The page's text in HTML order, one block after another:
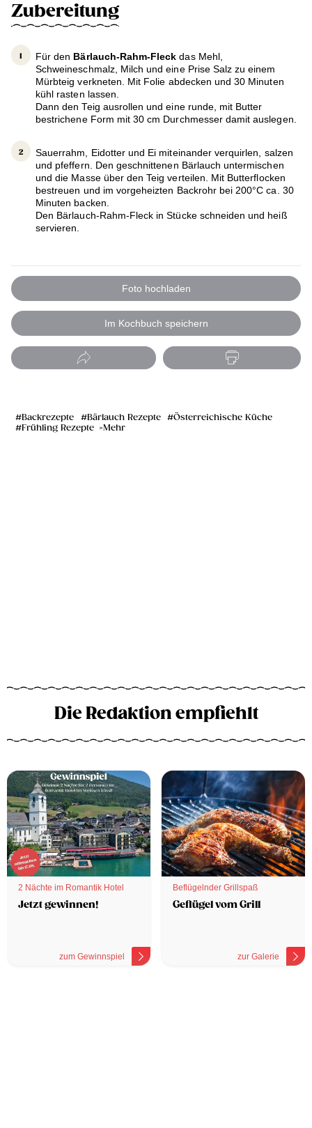
Zubereitung
Für den Bärlauch-Rahm-Fleck das Mehl,
Schweineschmalz, Milch und eine Prise Salz zu einem
Mürbteig verkneten. Mit Folie abdecken und 30 Minuten
kühl rasten lassen.
Dann den Teig ausrollen und eine runde, mit Butter
bestrichene Form mit 30 cm Durchmesser damit auslegen.
Sauerrahm, Eidotter und Ei miteinander verquirlen, salzen
und pfeffern. Den geschnittenen Bärlauch untermischen
und die Masse über den Teig verteilen. Mit Butterflocken
bestreuen und im vorgeheizten Backrohr bei 200°C ca. 30
Minuten backen.
Den Bärlauch-Rahm-Fleck in Stücke schneiden und heiß
servieren.
Foto hochladen
Im Kochbuch speichern
Backrezepte Bärlauch Rezepte
Österreichische Küche
Frühling Rezepte
Mehr
Die Redaktion empfiehlt
2 Nächte im Romantik Hotel
Jetzt gewinnen!
zum Gewinnspiel
Beflügelnder Grillspaß
Geflügel vom Grill
zur Galerie